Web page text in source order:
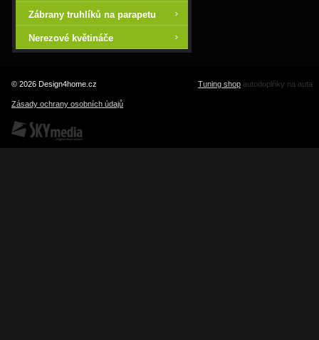
Zábrany truhlíků na parapetu
Nerezové květináče
Tuning shop autodoplňky na auta
© 2026 Design4home.cz
Zásady ochrany osobních údajů
SKY Media